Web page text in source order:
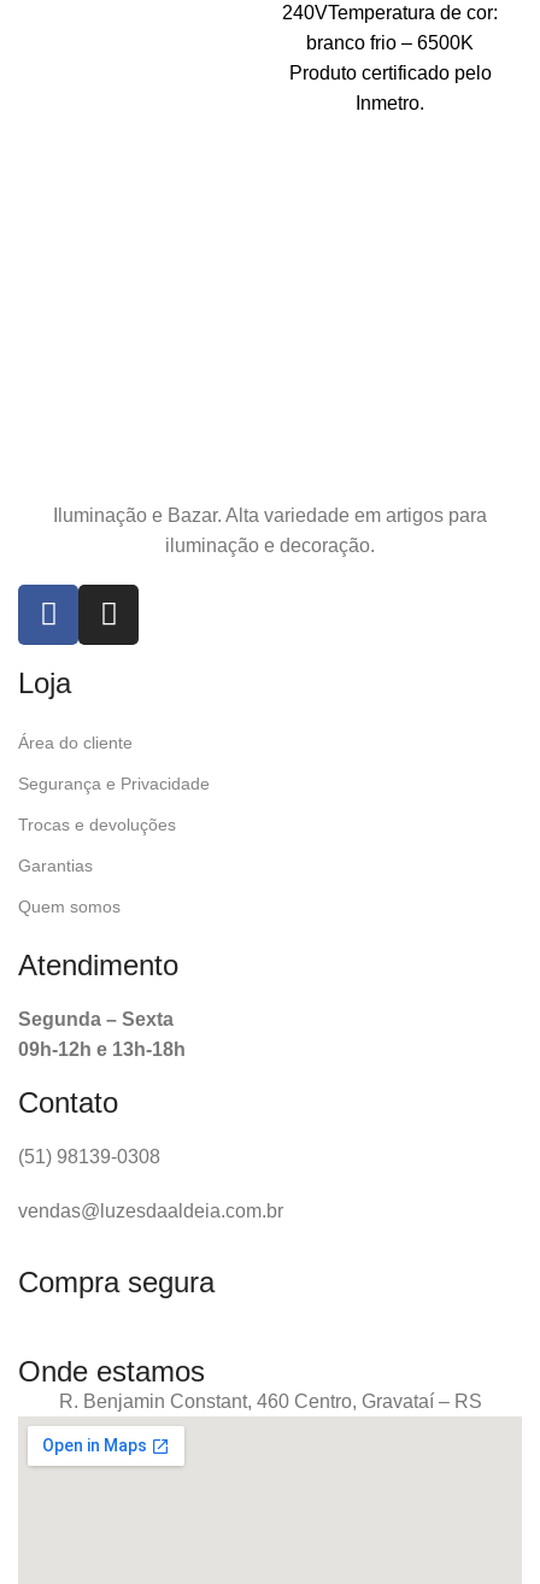
240VTemperatura de cor:
branco frio – 6500K
Produto certificado pelo
Inmetro.
Iluminação e Bazar. Alta variedade em artigos para
iluminação e decoração.
Loja
Área do cliente
Segurança e Privacidade
Trocas e devoluções
Garantias
Quem somos
Atendimento
Segunda – Sexta
09h-12h e 13h-18h
Contato
(51) 98139-0308
vendas@luzesdaaldeia.com.br
Compra segura
Onde estamos
R. Benjamin Constant, 460 Centro, Gravataí – RS